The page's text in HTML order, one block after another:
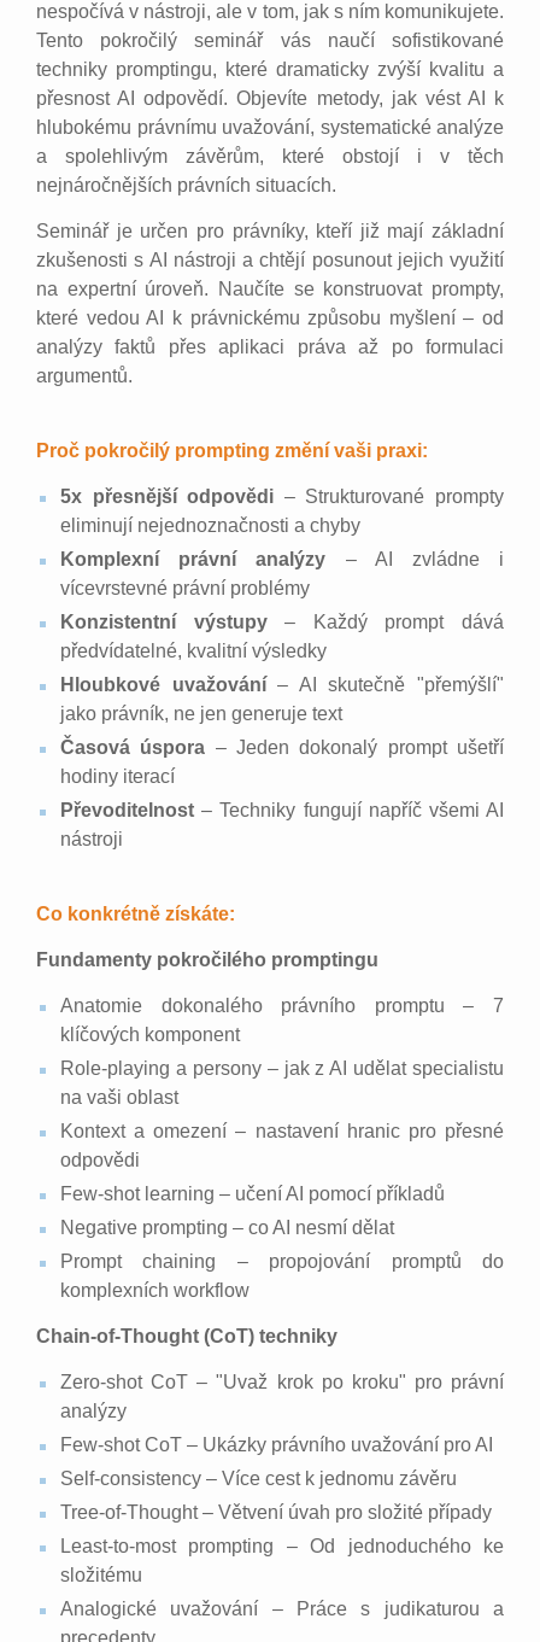
nespočívá v nástroji, ale v tom, jak s ním komunikujete.
Tento pokročilý seminář vás naučí sofistikované
techniky promptingu, které dramaticky zvýší kvalitu a
přesnost AI odpovědí. Objevíte metody, jak vést AI k
hlubokému právnímu uvažování, systematické analýze
a spolehlivým závěrům, které obstojí i v těch
nejnáročnějších právních situacích.
Seminář je určen pro právníky, kteří již mají základní
zkušenosti s AI nástroji a chtějí posunout jejich využití
na expertní úroveň. Naučíte se konstruovat prompty,
které vedou AI k právnickému způsobu myšlení – od
analýzy faktů přes aplikaci práva až po formulaci
argumentů.
Proč pokročilý prompting změní vaši praxi:
5x přesnější odpovědi – Strukturované prompty
eliminují nejednoznačnosti a chyby
Komplexní právní analýzy – AI zvládne i
vícevrstevné právní problémy
Konzistentní výstupy– Každý prompt dává
předvídatelné, kvalitní výsledky
Hloubkové uvažování– AI skutečně "přemýšlí"
jako právník, ne jen generuje text
Časová úspora – Jeden dokonalý prompt ušetří
hodiny iterací
Převoditelnost – Techniky fungují napříč všemi AI
nástroji
Co konkrétně získáte:
Fundamenty pokročilého promptingu
Anatomie dokonalého právního promptu – 7
klíčových komponent
Role-playing a persony – jak z AI udělat specialistu
na vaši oblast
Kontext a omezení – nastavení hranic pro přesné
odpovědi
Few-shot learning – učení AI pomocí příkladů
Negative prompting – co AI nesmí dělat
Prompt chaining – propojování promptů do
komplexních workflow
Chain-of-Thought (CoT) techniky
Zero-shot CoT – "Uvaž krok po kroku" pro právní
analýzy
Few-shot CoT – Ukázky právního uvažování pro AI
Self-consistency – Více cest k jednomu závěru
Tree-of-Thought – Větvení úvah pro složité případy
Least-to-most prompting – Od jednoduchého ke
složitému
Analogické uvažování – Práce s judikaturou a
precedenty